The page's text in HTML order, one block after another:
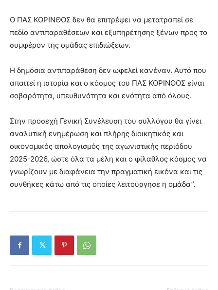
Ο ΠΑΣ ΚΟΡΙΝΘΟΣ δεν θα επιτρέψει να μετατραπεί σε
πεδίο αντιπαραθέσεων και εξυπηρέτησης ξένων προς το
συμφέρον της ομάδας επιδιώξεων.
Η δημόσια αντιπαράθεση δεν ωφελεί κανέναν. Αυτό που
απαιτεί η ιστορία και ο κόσμος του ΠΑΣ ΚΟΡΙΝΘΟΣ είναι
σοβαρότητα, υπευθυνότητα και ενότητα από όλους.
Στην προσεχή Γενική Συνέλευση του συλλόγου θα γίνει
αναλυτική ενημέρωση και πλήρης διοικητικός και
οικονομικός απολογισμός της αγωνιστικής περιόδου
2025-2026, ώστε όλα τα μέλη και ο φίλαθλος κόσμος να
γνωρίζουν με διαφάνεια την πραγματική εικόνα και τις
συνθήκες κάτω από τις οποίες λειτούργησε η ομάδα”.